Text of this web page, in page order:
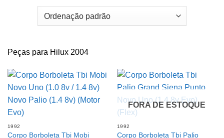
Peças para Hilux 2004
1992
Corpo Borboleta Tbi Mobi
FORA DE ESTOQUE
1992
Corpo Borboleta Tbi Palio